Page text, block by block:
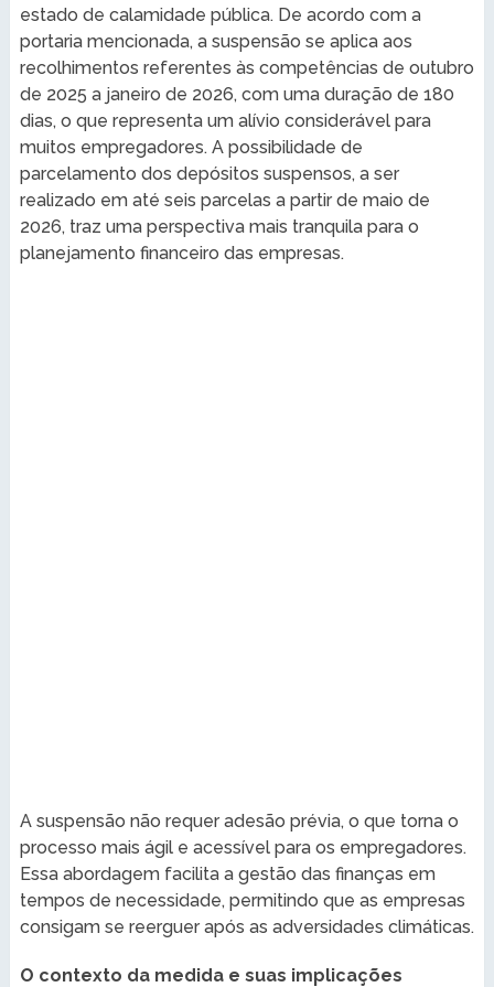
estado de calamidade pública. De acordo com a
portaria mencionada, a suspensão se aplica aos
recolhimentos referentes às competências de outubro
de 2025 a janeiro de 2026, com uma duração de 180
dias, o que representa um alívio considerável para
muitos empregadores. A possibilidade de
parcelamento dos depósitos suspensos, a ser
realizado em até seis parcelas a partir de maio de
2026, traz uma perspectiva mais tranquila para o
planejamento financeiro das empresas.
A suspensão não requer adesão prévia, o que torna o
processo mais ágil e acessível para os empregadores.
Essa abordagem facilita a gestão das finanças em
tempos de necessidade, permitindo que as empresas
consigam se reerguer após as adversidades climáticas.
O contexto da medida e suas implicações